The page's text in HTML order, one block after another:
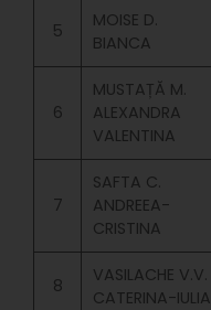
5
MOISE D.
BIANCA
6
MUSTAȚĂ M.
ALEXANDRA
VALENTINA
7
SAFTA C.
ANDREEA-
CRISTINA
8
VASILACHE V.V.
CATERINA-IULIA